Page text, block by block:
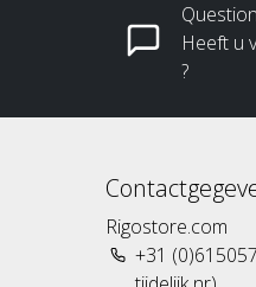
Heeft u
?
Rigostore.com
+31